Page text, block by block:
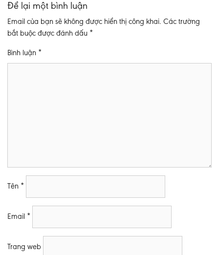
Để lại một bình luận
Email của bạn sẽ không được hiển thị công khai. Các trường
bắt buộc được đánh dấu *
Bình luận *
Tên *
Email *
Trang web